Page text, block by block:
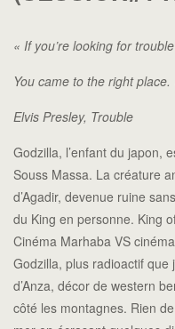
« If you’re looking for trouble
You came to the right place.
Elvis Presley, Trouble
Godzilla, l’enfant du japon,
Souss Massa. La créature
d’Agadir, devenue ruine
du King en personne. King
Cinéma Marhaba VS
Godzilla, plus radioactif
d’Anza, décor de western
côté les montagnes. Rien